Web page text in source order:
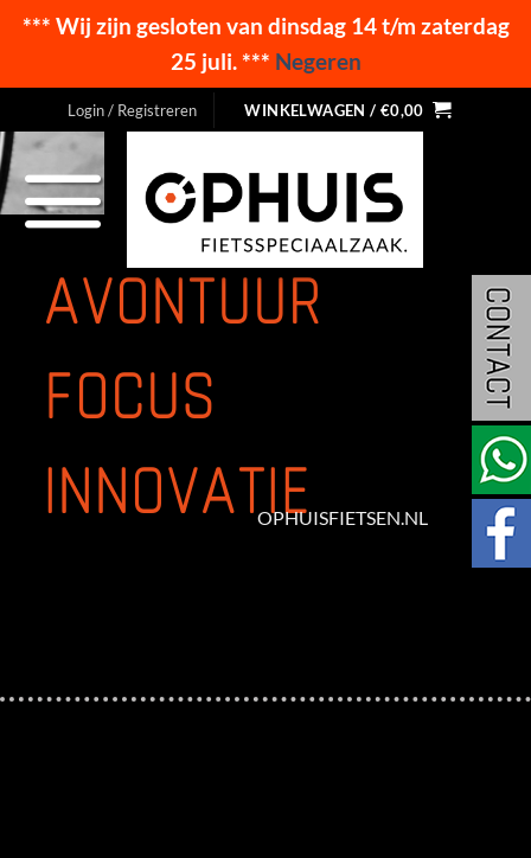
*** Wij zijn gesloten van dinsdag 14 t/m zaterdag
25 juli. *** Negeren
naar
inhoud
Login / Registreren WINKELWAGEN / €0,00
AVONTUUR
FOCUS
INNOVATIEOPHUISFIETSEN.NL